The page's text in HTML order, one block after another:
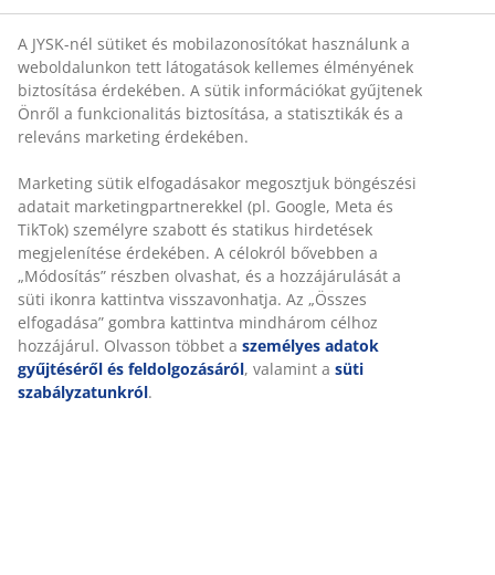
A JYSK-nél sütiket és mobilazonosítókat használunk a
weboldalunkon tett látogatások kellemes élményének
biztosítása érdekében. A sütik információkat gyűjtenek
Önről a funkcionalitás biztosítása, a statisztikák és a
releváns marketing érdekében.
Marketing sütik elfogadásakor megosztjuk böngészési
adatait marketingpartnerekkel (pl. Google, Meta és
TikTok) személyre szabott és statikus hirdetések
megjelenítése érdekében. A célokról bővebben a
„Módosítás” részben olvashat, és a hozzájárulását a
süti ikonra kattintva visszavonhatja. Az „Összes
elfogadása” gombra kattintva mindhárom célhoz
hozzájárul. Olvasson többet a személyes adatok
gyűjtéséről és feldolgozásáról, valamint a süti
szabályzatunkról.